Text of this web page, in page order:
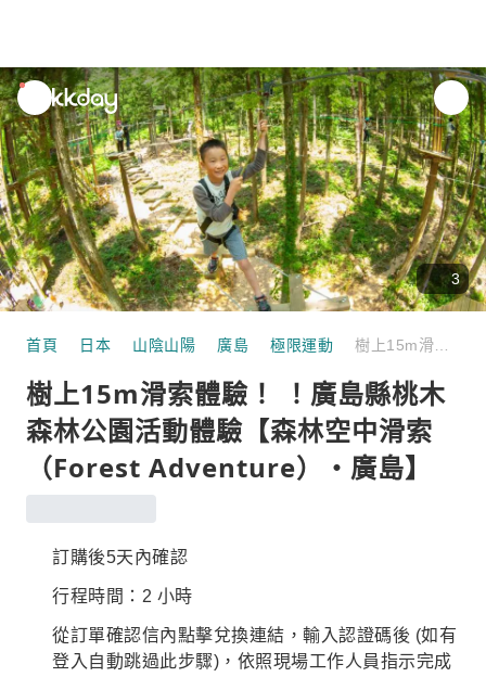
unread
notifications
3
首頁 日本 山陰山陽 廣島 極限運動
樹上15m滑索體驗！ ！廣島縣桃木
森林公園活動體驗【森林空中滑索
（Forest Adventure）・廣島】
訂購後5天內確認
行程時間：2 小時
從訂單確認信內點擊兌換連結，輸入認證碼後 (如有
登入自動跳過此步驟)，依照現場工作人員指示完成